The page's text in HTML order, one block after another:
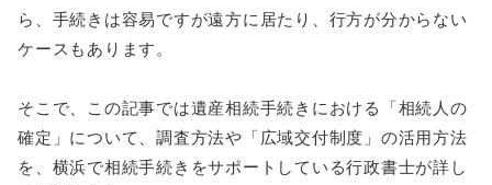
ら、手続きは容易ですが遠方に居たり、行方が分からない
ケースもあります。
そこで、この記事では遺産相続手続きにおける「相続人の
確定」について、調査方法や「広域交付制度」の活用方法
を、横浜で相続手続きをサポートしている行政書士が詳し